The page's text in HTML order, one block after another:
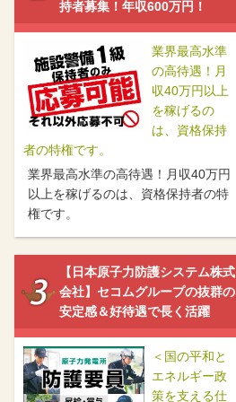
持者募集！年収600万円！
業界最高水準
の高待遇！月
収40万円以上
を稼げるの
は、資格保持
者の特権です。
業界最高水準の高待遇！月収40万円
以上を稼げるのは、資格保持者の特
権です。
【日本原子力防護システム株式
会社】セコムグループの抜群の
安定感＆好待遇で長く活躍
＜国の平和と
エネルギー政
策を支える仕